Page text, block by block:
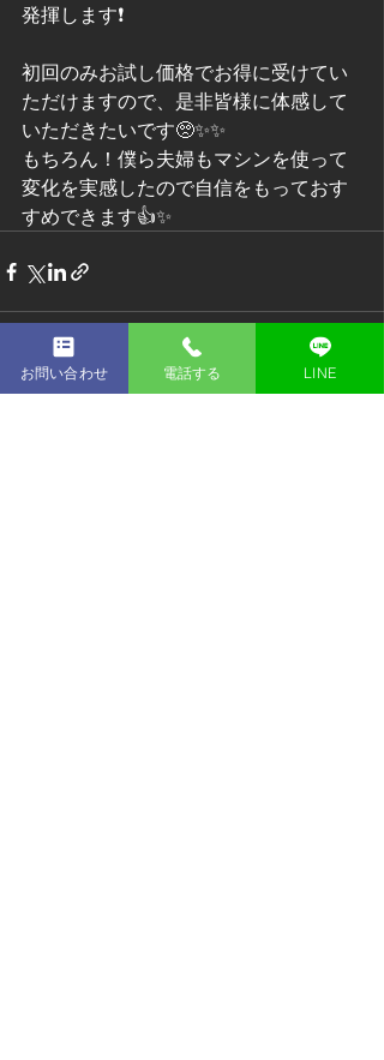
発揮します❗
初回のみお試し価格でお得に受けてい
ただけますので、是非皆様に体感して
いただきたいです🥺✨✨
もちろん！僕ら夫婦もマシンを使って
変化を実感したので自信をもっておす
すめできます👍✨
お問い合わせ 電話する LINE